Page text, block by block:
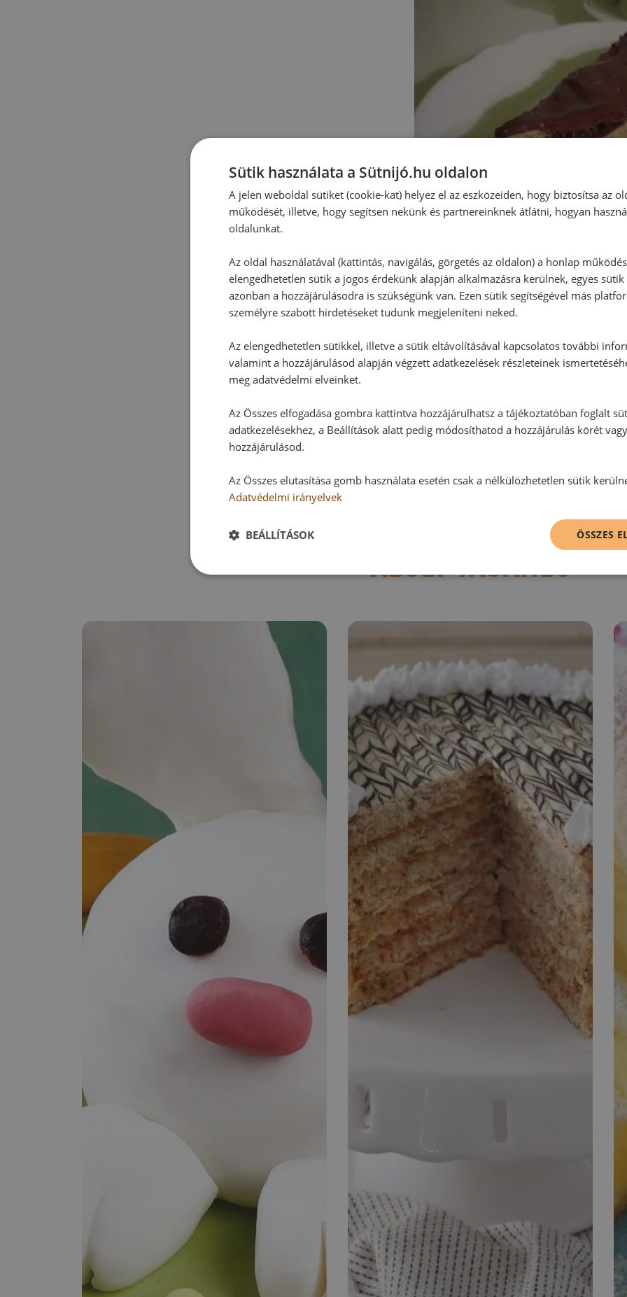
Hozzászólások
Hozzászólás írása
Vélemény írásához, kérjük,
RECEPTAJÁNLÓ
Sütik használata a Sütnijó.hu oldalon
A jelen weboldal sütiket (cookie-kat) helyez el az eszközeiden, hogy biztosítsa az
működését, illetve, hogy segítsen nekünk és partnereinknek átlátni, hogyan
oldalunkat.
Az oldal használatával (kattintás, navigálás, görgetés az oldalon) a honlap
elengedhetetlen sütik a jogos érdekünk alapján alkalmazásra kerülnek, egyes
azonban a hozzájárulásodra is szükségünk van. Ezen sütik segítségével más
személyre szabott hirdetéseket tudunk megjeleníteni neked.
Az elengedhetetlen sütikkel, illetve a sütik eltávolításával kapcsolatos további
valamint a hozzájárulásod alapján végzett adatkezelések részleteinek
meg adatvédelmi elveinket.
Az Összes elfogadása gombra kattintva hozzájárulhatsz a tájékoztatóban foglalt
adatkezelésekhez, a Beállítások alatt pedig módosíthatod a hozzájárulás körét
hozzájárulásod.
Az Összes elutasítása gomb használata esetén csak a nélkülözhetetlen sütik
Adatvédelmi irányelvek
ÖSSZES
BEÁLLÍTÁSOK